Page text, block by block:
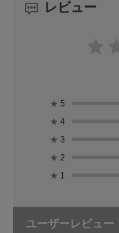
レビュー
★ 5
★ 4
★ 3
★ 2
★ 1
ユーザーレビュー